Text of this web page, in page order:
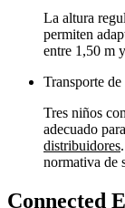
La altura
permiten
entre 1,50 m
Transporte
Tres niños
adecuado
distribuidores
normativa de
Connected